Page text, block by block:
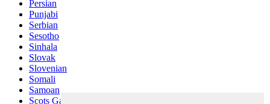
Persian
Punjabi
Serbian
Sesotho
Sinhala
Slovak
Slovenian
Somali
Samoan
Scots Gaelic